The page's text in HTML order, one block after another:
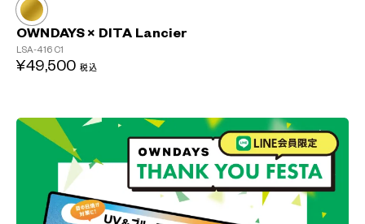
OWNDAYS × DITA Lancier
LSA-416 C1
¥49,500 税込